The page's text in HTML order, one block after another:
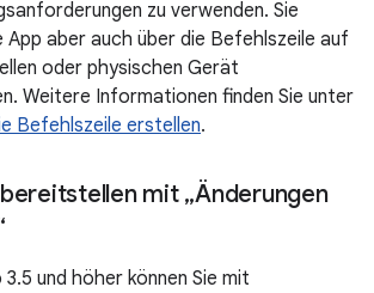
zu verwenden. Sie
App aber auch über die Befehlszeile auf
oder physischen Gerät
Weitere Informationen finden Sie unter
Befehlszeile erstellen.
mit „Änderungen
und höher können Sie mit